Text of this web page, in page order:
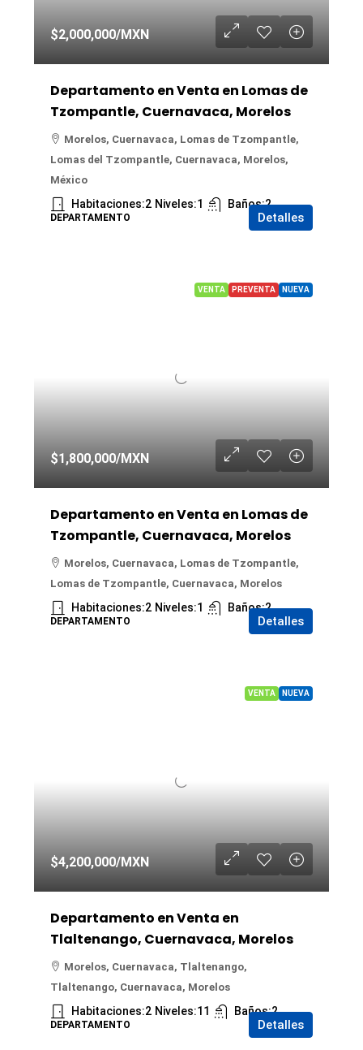
$2,000,000/MXN
Departamento en Venta en Lomas de
Tzompantle, Cuernavaca, Morelos
Morelos, Cuernavaca, Lomas de Tzompantle,
Lomas del Tzompantle, Cuernavaca, Morelos,
México
Habitaciones:2 Niveles:1 Baños:2
DEPARTAMENTO Detalles
VENTA PREVENTA NUEVA
$1,800,000/MXN
Departamento en Venta en Lomas de
Tzompantle, Cuernavaca, Morelos
Morelos, Cuernavaca, Lomas de Tzompantle,
Lomas de Tzompantle, Cuernavaca, Morelos
Habitaciones:2 Niveles:1 Baños:2
DEPARTAMENTO Detalles
VENTA NUEVA
$4,200,000/MXN
Departamento en Venta en
Tlaltenango, Cuernavaca, Morelos
Morelos, Cuernavaca, Tlaltenango,
Tlaltenango, Cuernavaca, Morelos
Habitaciones:2 Niveles:11 Baños:2
DEPARTAMENTO Detalles